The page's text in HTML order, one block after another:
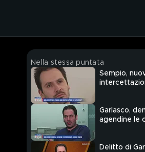
Nella stessa puntata
Sempio,
Garlasco,
agendine le
Delitto di